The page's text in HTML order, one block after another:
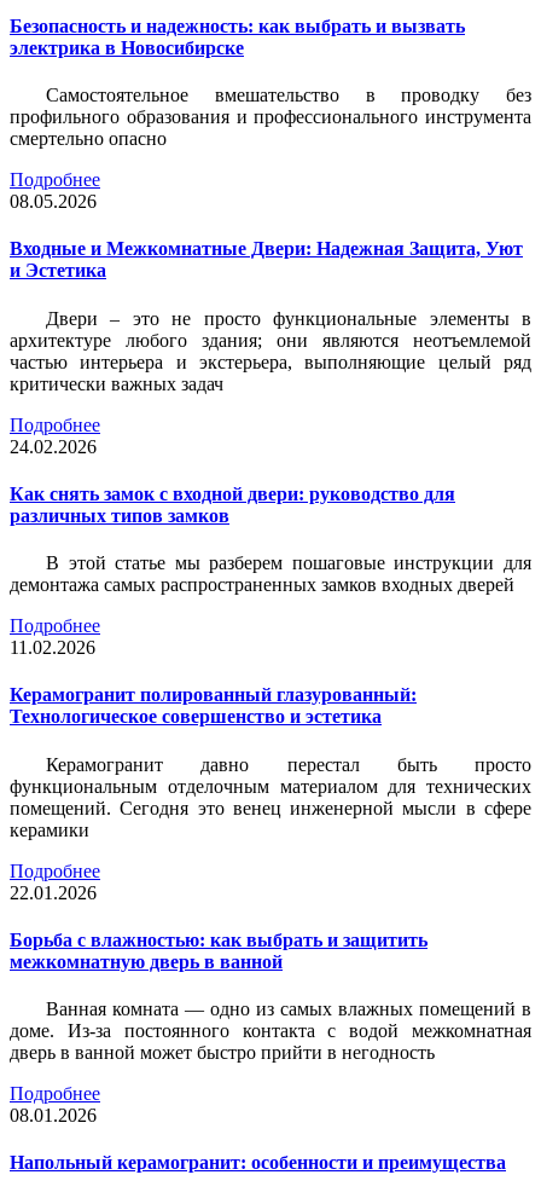
Безопасность и надежность: как выбрать и вызвать
электрика в Новосибирске
Самостоятельное вмешательство в проводку без
профильного образования и профессионального инструмента
смертельно опасно
Подробнее
08.05.2026
Входные и Межкомнатные Двери: Надежная Защита, Уют
и Эстетика
Двери – это не просто функциональные элементы в
архитектуре любого здания; они являются неотъемлемой
частью интерьера и экстерьера, выполняющие целый ряд
критически важных задач
Подробнее
24.02.2026
Как снять замок с входной двери: руководство для
различных типов замков
В этой статье мы разберем пошаговые инструкции для
демонтажа самых распространенных замков входных дверей
Подробнее
11.02.2026
Керамогранит полированный глазурованный:
Технологическое совершенство и эстетика
Керамогранит давно перестал быть просто
функциональным отделочным материалом для технических
помещений. Сегодня это венец инженерной мысли в сфере
керамики
Подробнее
22.01.2026
Борьба с влажностью: как выбрать и защитить
межкомнатную дверь в ванной
Ванная комната — одно из самых влажных помещений в
доме. Из-за постоянного контакта с водой межкомнатная
дверь в ванной может быстро прийти в негодность
Подробнее
08.01.2026
Напольный керамогранит: особенности и преимущества